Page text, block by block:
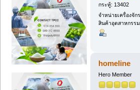
กระทู้: 13402
จำหน่ายเครื่องจัก
สินค้าอุตสาหกรรม
homeline
Hero Member